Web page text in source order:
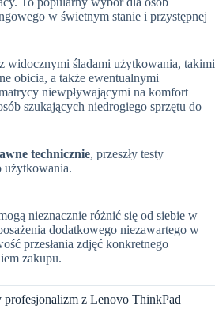
w świetnym stanie i przystępnej
widocznymi śladami użytkowania, takimi
obicia, a także ewentualnymi
niewpływającymi na komfort
szukających niedrogiego sprzętu do
technicznie, przeszły testy
użytkowania.
nieznacznie różnić się od siebie w
dodatkowego niezawartego w
przesłania zdjęć konkretnego
zakupu.
z Lenovo ThinkPad